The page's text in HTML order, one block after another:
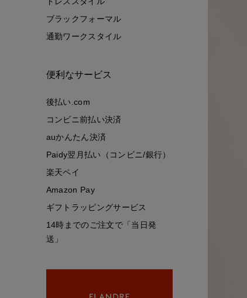
ブラックフォーマル
通勤ワークスタイル
便利なサービス
後払い.com
コンビニ前払い決済
auかんたん決済
Paidy翌月払い（コンビニ/銀行）
楽天ペイ
Amazon Pay
ギフトラッピングサービス
14時までのご注文で「当日発
送」